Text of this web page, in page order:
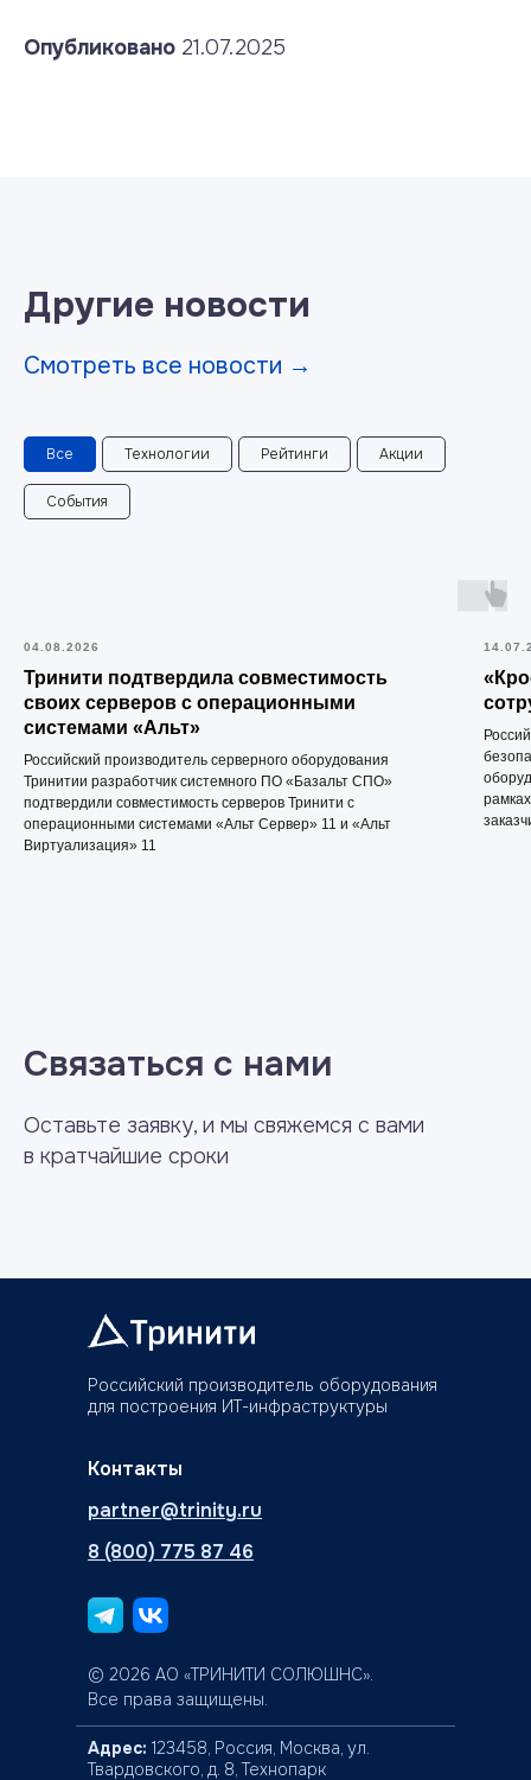
Опубликовано 21.07.2025
Другие новости
Смотреть все новости →
Все Технологии Рейтинги Акции
События
04.08.2026
Тринити подтвердила совместимость
своих серверов с операционными
системами «Альт»
Российский производитель серверного оборудования
Тринитии разработчик системного ПО «Базальт СПО»
подтвердили совместимость серверов Тринити с
операционными системами «Альт Сервер» 11 и «Альт
Виртуализация» 11
Связаться с нами
Оставьте заявку, и мы свяжемся с вами
в кратчайшие сроки
Российский производитель оборудования
для построения ИТ-инфраструктуры
Контакты
partner@trinity.ru
8 (800) 775 87 46
© 2026 АО «ТРИНИТИ СОЛЮШНС».
Все права защищены.
Адрес: 123458, Россия, Москва, ул.
Твардовского, д. 8, Технопарк